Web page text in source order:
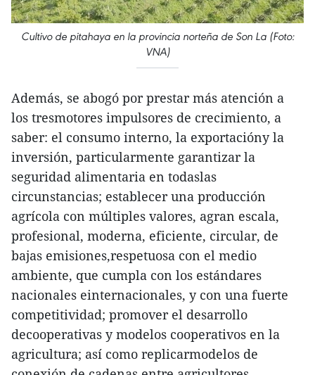
Cultivo de pitahaya en la provincia norteña de Son La (Foto:
VNA)
Además, se abogó por prestar más atención a
los tresmotores impulsores de crecimiento, a
saber: el consumo interno, la exportacióny la
inversión, particularmente garantizar la
seguridad alimentaria en todaslas
circunstancias; establecer una producción
agrícola con múltiples valores, agran escala,
profesional, moderna, eficiente, circular, de
bajas emisiones,respetuosa con el medio
ambiente, que cumpla con los estándares
nacionales einternacionales, y con una fuerte
competitividad; promover el desarrollo
decooperativas y modelos cooperativos en la
agricultura; así como replicarmodelos de